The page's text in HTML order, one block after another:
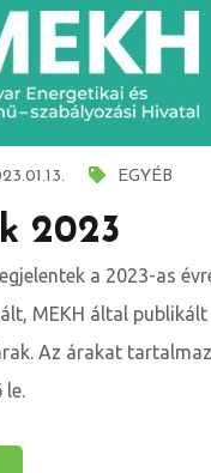
EGYÉB
2023
a 2023-as
MEKH által publikált
Az árakat
le.